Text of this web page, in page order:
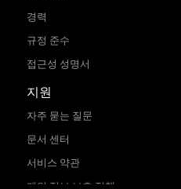
경력
규정 준수
접근성 성명서
지원
자주 묻는 질문
문서 센터
서비스 약관
개인 정보 보호 정책